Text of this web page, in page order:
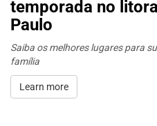
temporada no
Paulo
Saiba os melhores lugares para
família
Learn more